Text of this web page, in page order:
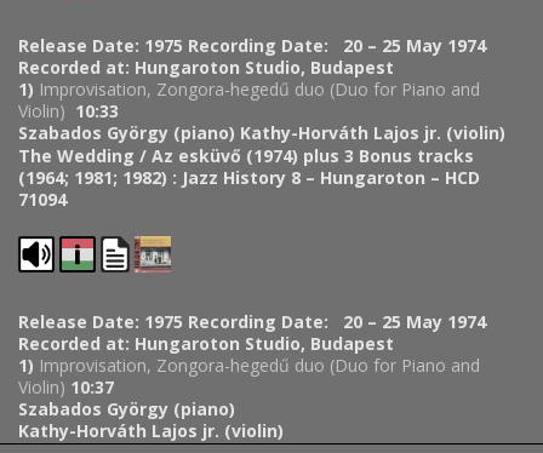
Release Date: 1975 Recording Date: 20 – 25 May 1974
Recorded at: Hungaroton Studio, Budapest
1) Improvisation, Zongora-hegedű duo (Duo for Piano and
Violin) 10:33
Szabados György (piano) Kathy-Horváth Lajos jr. (violin)
The Wedding / Az esküvő (1974) plus 3 Bonus tracks
(1964; 1981; 1982) : Jazz History 8 – Hungaroton – HCD
71094
Release Date: 1975 Recording Date: 20 – 25 May 1974
Recorded at: Hungaroton Studio, Budapest
1) Improvisation, Zongora-hegedű duo (Duo for Piano and
Violin) 10:37
Szabados György (piano)
Kathy-Horváth Lajos jr. (violin)